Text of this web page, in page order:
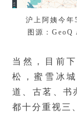
沪上阿姨今年
图源：GeoQ
当然，目前
松，蜜雪冰
道、古茗、书
都十分重视三